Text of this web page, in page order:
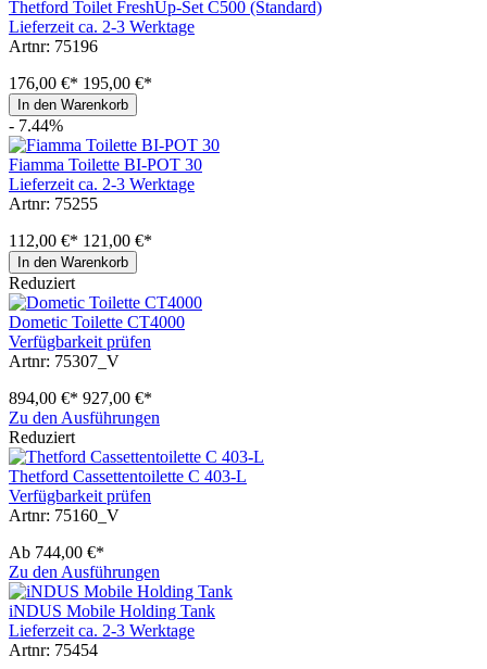
Thetford Toilet FreshUp-Set C500 (Standard)
Lieferzeit ca. 2-3 Werktage
Artnr: 75196
176,00 €* 195,00 €*
In den Warenkorb
- 7.44%
Fiamma Toilette BI-POT 30
Lieferzeit ca. 2-3 Werktage
Artnr: 75255
112,00 €* 121,00 €*
In den Warenkorb
Reduziert
Dometic Toilette CT4000
Verfügbarkeit prüfen
Artnr: 75307_V
894,00 €* 927,00 €*
Zu den Ausführungen
Reduziert
Thetford Cassettentoilette C 403-L
Verfügbarkeit prüfen
Artnr: 75160_V
Ab 744,00 €*
Zu den Ausführungen
iNDUS Mobile Holding Tank
Lieferzeit ca. 2-3 Werktage
Artnr: 75454